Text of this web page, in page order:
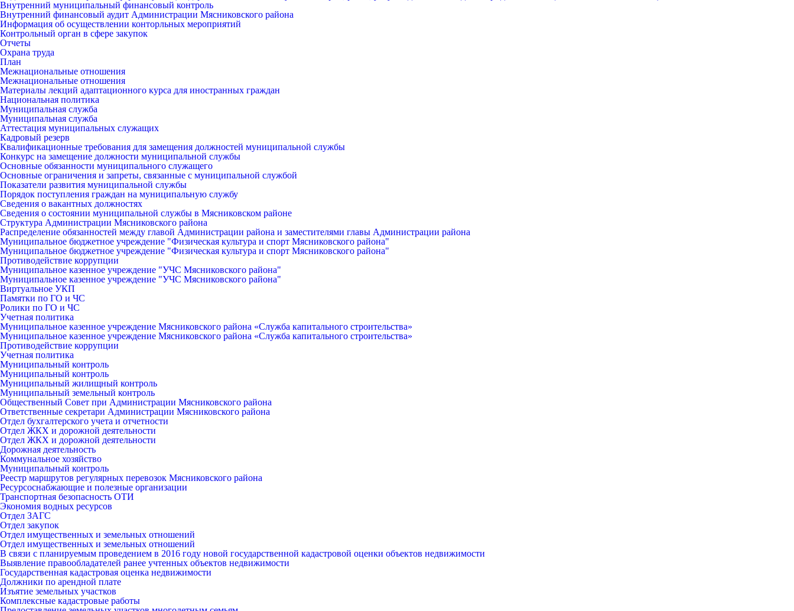
Внутренний муниципальный финансовый контроль
Внутренний финансовый аудит Администрации Мясниковского района
Информация об осуществлении конторльных мероприятий
Контрольный орган в сфере закупок
Отчеты
Охрана труда
План
Межнациональные отношения
Межнациональные отношения
Материалы лекций адаптационного курса для иностранных граждан
Национальная политика
Муниципальная служба
Муниципальная служба
Аттестация муниципальных служащих
Кадровый резерв
Квалификационные требования для замещения должностей муниципальной службы
Конкурс на замещение должности муниципальной службы
Основные обязанности муниципального служащего
Основные ограничения и запреты, связанные с муниципальной службой
Показатели развития муниципальной службы
Порядок поступления граждан на муниципальную службу
Сведения о вакантных должностях
Сведения о состоянии муниципальной службы в Мясниковском районе
Структура Администрации Мясниковского района
Распределение обязанностей между главой Администрации района и заместителями главы Администрации района
Муниципальное бюджетное учреждение "Физическая культура и спорт Мясниковского района"
Муниципальное бюджетное учреждение "Физическая культура и спорт Мясниковского района"
Противодействие коррупции
Муниципальное казенное учреждение "УЧС Мясниковского района"
Муниципальное казенное учреждение "УЧС Мясниковского района"
Виртуальное УКП
Памятки по ГО и ЧС
Ролики по ГО и ЧС
Учетная политика
Муниципальное казенное учреждение Мясниковского района «Служба капитального строительства»
Муниципальное казенное учреждение Мясниковского района «Служба капитального строительства»
Противодействие коррупции
Учетная политика
Муниципальный контроль
Муниципальный контроль
Муниципальный жилищный контроль
Муниципальный земельный контроль
Общественный Совет при Администрации Мясниковского района
Ответственные секретари Администрации Мясниковского района
Отдел бухгалтерского учета и отчетности
Отдел ЖКХ и дорожной деятельности
Отдел ЖКХ и дорожной деятельности
Дорожная деятельность
Коммунальное хозяйство
Муниципальный контроль
Реестр маршрутов регулярных перевозок Мясниковского района
Ресурсоснабжающие и полезные организации
Транспортная безопасность ОТИ
Экономия водных ресурсов
Отдел ЗАГС
Отдел закупок
Отдел имущественных и земельных отношений
Отдел имущественных и земельных отношений
В связи с планируемым проведением в 2016 году новой государственной кадастровой оценки объектов недвижимости
Выявление правообладателей ранее учтенных объектов недвижимости
Государственная кадастровая оценка недвижимости
Должники по арендной плате
Изъятие земельных участков
Комплексные кадастровые работы